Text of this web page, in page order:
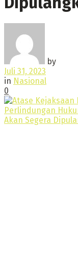
by
Juli 31, 2023
in Nasional
0